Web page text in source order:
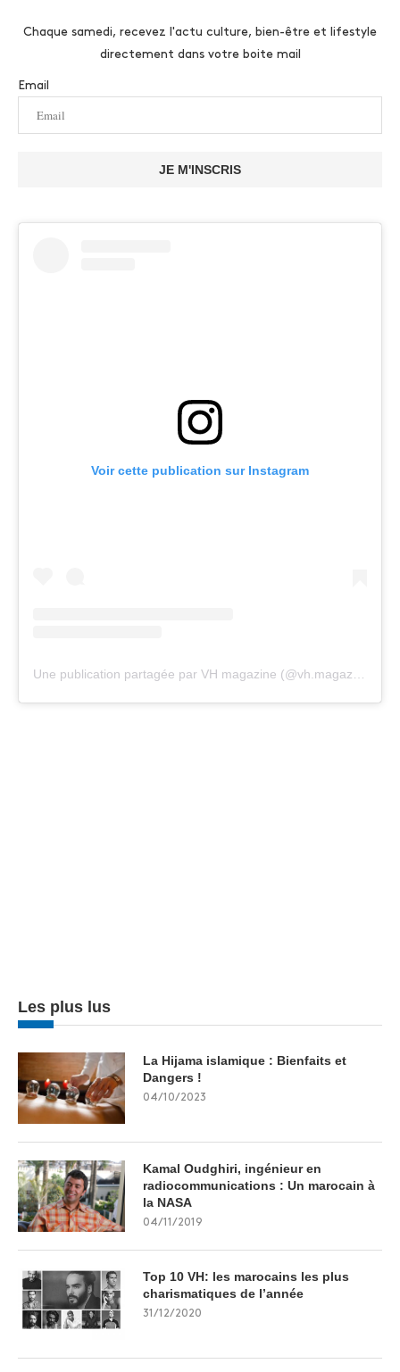
Chaque samedi, recevez l'actu culture, bien-être et lifestyle
directement dans votre boite mail
Email
JE M'INSCRIS
Voir cette publication sur Instagram
Les plus lus
La Hijama islamique : Bienfaits et
Dangers !
04/10/2023
Kamal Oudghiri, ingénieur en
radiocommunications : Un marocain à
la NASA
04/11/2019
Top 10 VH: les marocains les plus
charismatiques de l’année
31/12/2020